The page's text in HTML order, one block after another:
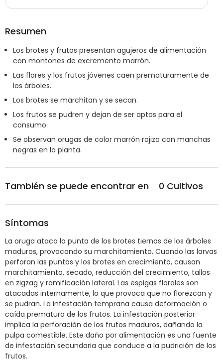
Resumen
Los brotes y frutos presentan agujeros de alimentación
con montones de excremento marrón.
Las flores y los frutos jóvenes caen prematuramente de
los árboles.
Los brotes se marchitan y se secan.
Los frutos se pudren y dejan de ser aptos para el
consumo.
Se observan orugas de color marrón rojizo con manchas
negras en la planta.
También se puede encontrar en 0 Cultivos
Síntomas
La oruga ataca la punta de los brotes tiernos de los árboles
maduros, provocando su marchitamiento. Cuando las larvas
perforan las puntas y los brotes en crecimiento, causan
marchitamiento, secado, reducción del crecimiento, tallos
en zigzag y ramificación lateral. Las espigas florales son
atacadas internamente, lo que provoca que no florezcan y
se pudran. La infestación temprana causa deformación o
caída prematura de los frutos. La infestación posterior
implica la perforación de los frutos maduros, dañando la
pulpa comestible. Este daño por alimentación es una fuente
de infestación secundaria que conduce a la pudrición de los
frutos.